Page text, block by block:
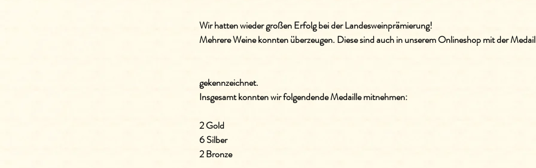
Wir hatten wieder großen Erfolg bei der Landesweinprämierung!
Mehrere Weine konnten überzeugen. Diese sind auch in unserem Onlineshop mit der
gekennzeichnet.
Insgesamt konnten wir folgendende Medaille mitnehmen:
2 Gold
6 Silber
2 Bronze